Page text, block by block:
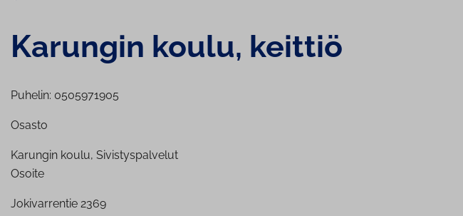
Karungin koulu, keittiö
Puhelin: 0505971905
Osasto
Karungin koulu, Sivistyspalvelut
Osoite
Jokivarrentie 2369